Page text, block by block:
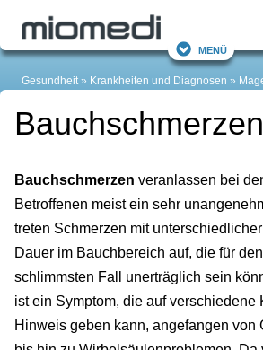
Menü
Gesundheit Krankheiten und Diagnosen
Bauchschmerzen
Bauchschmerzen veranlassen bei
Betroffenen meist ein sehr
treten Schmerzen mit
Dauer im Bauchbereich auf, die für
schlimmsten Fall unerträglich sein
ist ein Symptom, die auf verschiedene
Hinweis geben kann, angefangen von